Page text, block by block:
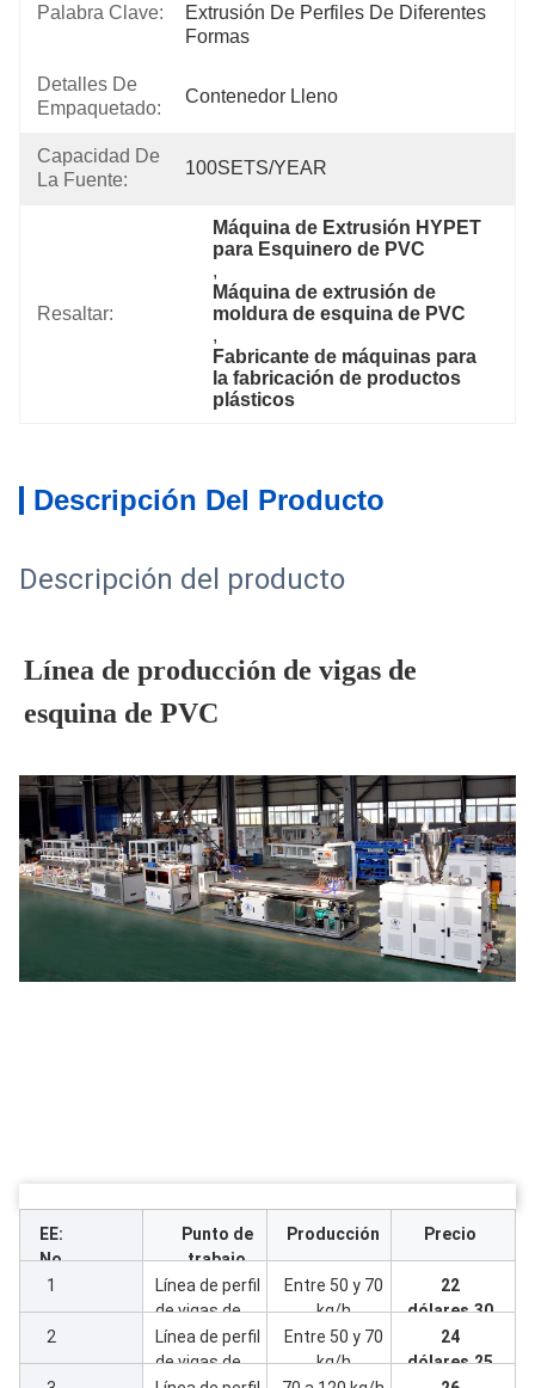
Palabra Clave:
Extrusión De Perfiles De Diferentes
Formas
Detalles De
Empaquetado:
Contenedor Lleno
Capacidad De
La Fuente:
100SETS/YEAR
Resaltar:
Máquina de Extrusión HYPET
para Esquinero de PVC
Máquina de extrusión de
moldura de esquina de PVC
Fabricante de máquinas para
la fabricación de productos
plásticos
Descripción Del Producto
Descripción del producto
Línea de producción de vigas de
esquina de PVC
EE:
No
Punto de
trabajo
Producción Precio
1
Línea de perfil
de vigas de
esquina de PVC
de 110 mm de
Entre 50 y 70
kg/h
22
dólares.30
0
2
Línea de perfil
de vigas de
Entre 50 y 70
kg/h
24
dólares.25